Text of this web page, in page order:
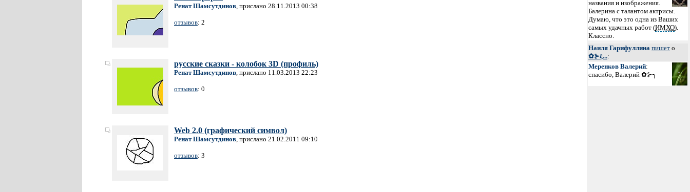
Ренат Шамсутдинов, прислано 28.11.2013 00:38
отзывов: 2
русские сказки - колобок 3D (профиль)
Ренат Шамсутдинов, прислано 11.03.2013 22:23
отзывов: 0
Web 2.0 (графический символ)
Ренат Шамсутдинов, прислано 21.02.2011 09:10
отзывов: 3
названия и изображения.
Балерина с талантом актрисы.
Думаю, что это одна из Ваших
самых удачных работ (ИМХО).
Классно.
Наиля Гарифуллина пишет о
✿⊱ξ...:
Меренков Валерий:
спасибо, Валерий ✿⊱╮